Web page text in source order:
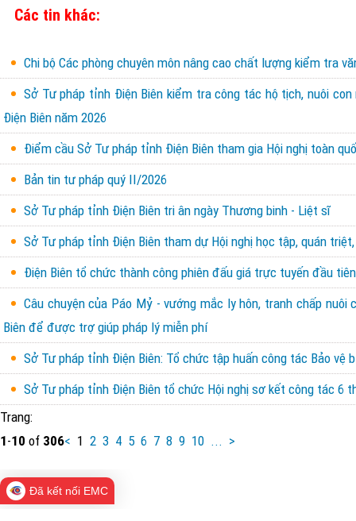
Các tin khác:
Chi bộ Các phòng chuyên môn nâng cao chất lượng kiểm tra
Sở Tư pháp tỉnh Điện Biên kiểm tra công tác hộ tịch, nuôi
Điện Biên năm 2026
Điểm cầu Sở Tư pháp tỉnh Điện Biên tham gia Hội nghị toàn
Bản tin tư pháp quý II/2026
Sở Tư pháp tỉnh Điện Biên tri ân ngày Thương binh - Liệt sĩ
Sở Tư pháp tỉnh Điện Biên tham dự Hội nghị học tập, quán
Điện Biên tổ chức thành công phiên đấu giá trực tuyến đầu
Câu chuyện của Páo Mỷ - vướng mắc ly hôn, tranh chấp
Biên để được trợ giúp pháp lý miễn phí
Sở Tư pháp tỉnh Điện Biên: Tổ chức tập huấn công tác Bảo vệ
Sở Tư pháp tỉnh Điện Biên tổ chức Hội nghị sơ kết công tác 6
Trang:
1-10 of 306< 1 2 3 4 5 6 7 8 9 10 ... >
Đã kết nối EMC